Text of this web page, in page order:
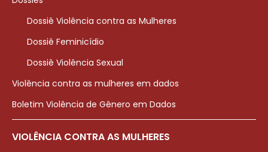
Dossiê Violência contra as Mulheres
Dossiê Feminicídio
Dossiê Violência Sexual
Violência contra as mulheres em dados
Boletim Violência de Gênero em Dados
VIOLÊNCIA CONTRA AS MULHERES